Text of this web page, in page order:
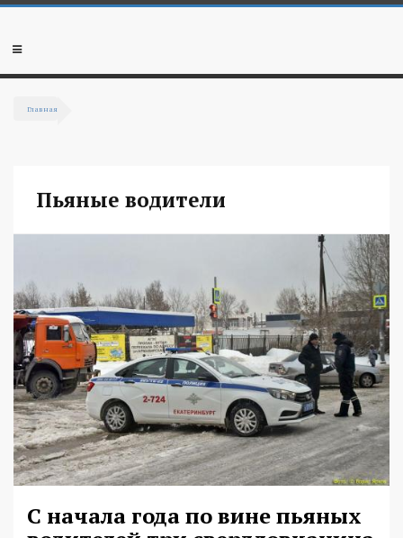
Перейти к основному содержанию
Мобильное
Главная
Пьяные водители
С начала года по вине пьяных